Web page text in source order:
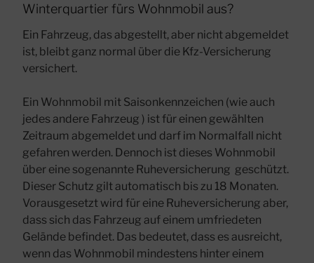
Winterquartier fürs Wohnmobil aus?
Ein Fahrzeug, das abgestellt, aber nicht abgemeldet
ist, bleibt ganz normal über die Kfz-Versicherung
versichert.
Ein Wohnmobil mit Saisonkennzeichen (wie auch
jedes andere Fahrzeug ) ist für einen gewählten
Zeitraum abgemeldet und darf im Normalfall nicht
gefahren werden. Dennoch ist dieses Wohnmobil
über eine sogenannte Ruheversicherung geschützt.
Dieser Schutz gilt automatisch bis zu 18 Monaten.
Vorausgesetzt wird für eine Ruheversicherung aber,
dass sich das Fahrzeug auf einem umfriedeten
Gelände befindet. Das bedeutet, dass es ausreicht,
wenn das Wohnmobil mindestens hinter einem